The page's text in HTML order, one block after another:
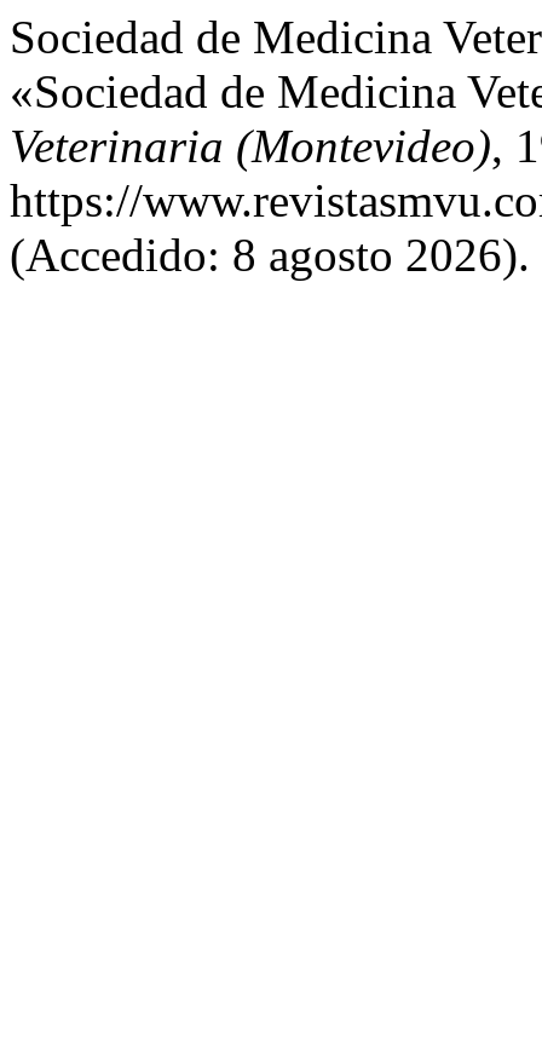
Sociedad de Medicina
«Sociedad de Medicina
Veterinaria (Montevideo),
https://
(Accedido: 8 agosto 2026).